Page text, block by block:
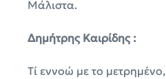
Μάλιστα.
Δημήτρης Καιρίδης :
Τί εννοώ με το μετρημένο,